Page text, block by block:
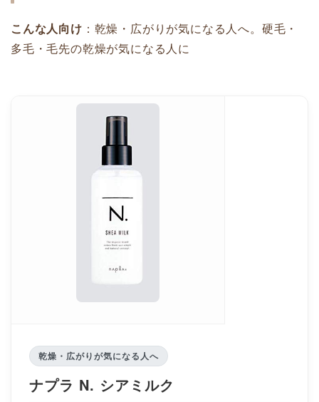
こんな人向け ：乾燥・広がりが気になる人へ。硬毛・
多毛・毛先の乾燥が気になる人に
乾燥・広がりが気になる人へ
ナプラ N. シアミルク